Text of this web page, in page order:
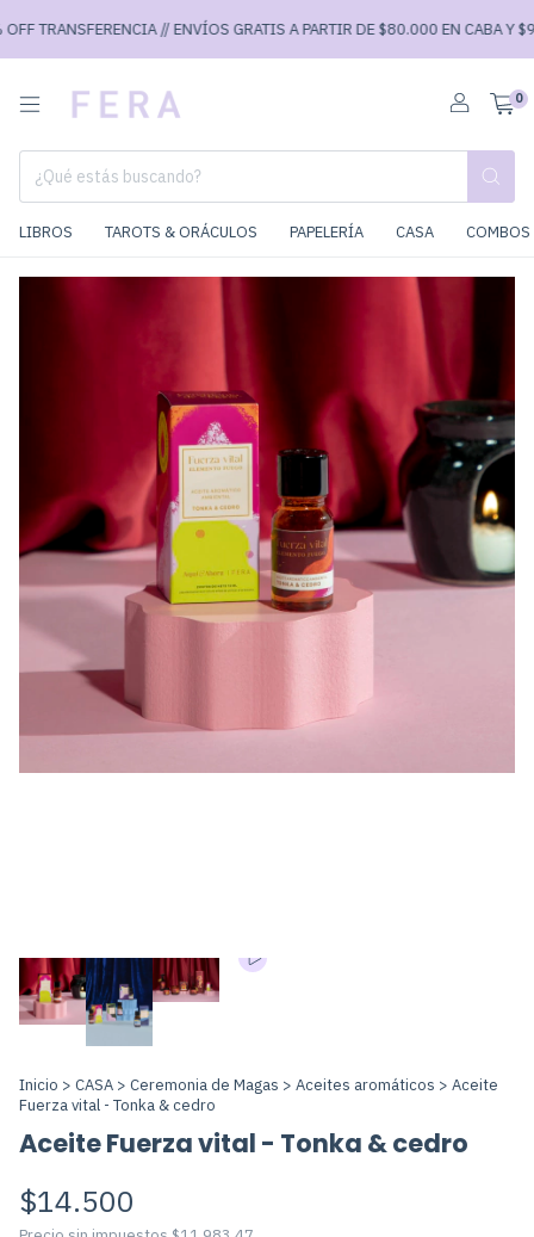
TRANSFERENCIA // ENVÍOS GRATIS A PARTIR DE $80.000 EN CABA Y
0
LIBROS TAROTS & ORÁCULOS PAPELERÍA CASA
Inicio > CASA > Ceremonia de Magas > Aceites aromáticos > Aceite
Fuerza vital - Tonka & cedro
Aceite Fuerza vital - Tonka & cedro
$14.500